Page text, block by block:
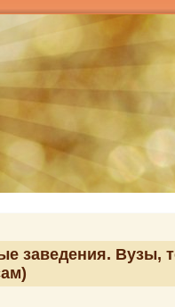
заведения. Вузы,